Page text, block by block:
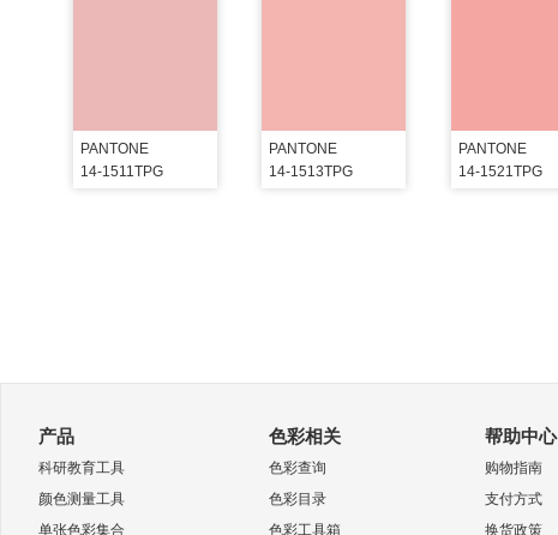
PANTONE
14-1511TPG
PANTONE
14-1513TPG
PANTONE
14-1521TPG
产品
科研教育工具
颜色测量工具
单张色彩集合
色彩相关
色彩查询
色彩目录
色彩工具箱
帮助中心
购物指南
支付方式
换货政策